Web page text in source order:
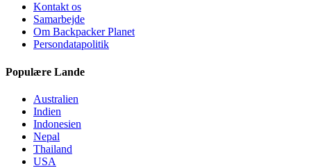
Kontakt os
Samarbejde
Om Backpacker Planet
Persondatapolitik
Populære Lande
Australien
Indien
Indonesien
Nepal
Thailand
USA